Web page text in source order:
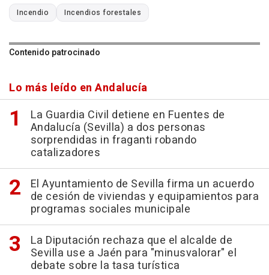
Incendio Incendios forestales
Contenido patrocinado
Lo más leído en Andalucía
La Guardia Civil detiene en Fuentes de
Andalucía (Sevilla) a dos personas
sorprendidas in fraganti robando
catalizadores
El Ayuntamiento de Sevilla firma un acuerdo
de cesión de viviendas y equipamientos para
programas sociales municipale
La Diputación rechaza que el alcalde de
Sevilla use a Jaén para "minusvalorar" el
debate sobre la tasa turística